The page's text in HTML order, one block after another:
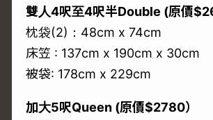
雙人4呎至4呎半Double (原價
枕袋(2)：48cm x 74cm
床笠 : 137cm x 190cm x 30cm
被袋: 178cm x 229cm
加大5呎Queen (原價$2780）